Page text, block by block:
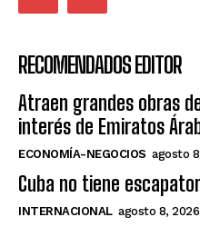
RECOMENDADOS EDITOR
Atraen grandes obras
interés de Emiratos
ECONOMÍA-NEGOCIOS agosto
Cuba no tiene
INTERNACIONAL agosto 8, 2026